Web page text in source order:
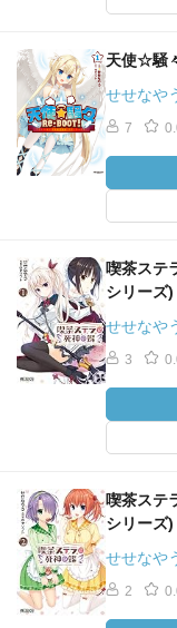
天使☆騒
せせなや
7
喫茶ステ
シリーズ)
せせなや
3
喫茶ステ
シリーズ)
せせなや
2